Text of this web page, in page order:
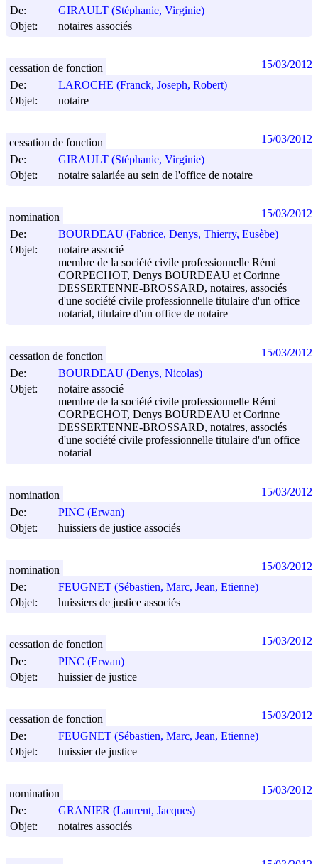
De:
GIRAULT (Stéphanie, Virginie)
Objet:
notaires associés
De:
LAROCHE (Franck, Joseph, Robert)
Objet:
notaire
cessation de fonction 15/03/2012
De:
GIRAULT (Stéphanie, Virginie)
Objet:
notaire salariée au sein de l'office de notaire
cessation de fonction 15/03/2012
De:
BOURDEAU (Fabrice, Denys, Thierry, Eusèbe)
Objet:
notaire associé
membre de la société civile professionnelle Rémi
CORPECHOT, Denys BOURDEAU et Corinne
DESSERTENNE-BROSSARD, notaires, associés
d'une société civile professionnelle titulaire d'un office
notarial, titulaire d'un office de notaire
nomination 15/03/2012
De:
BOURDEAU (Denys, Nicolas)
Objet:
notaire associé
membre de la société civile professionnelle Rémi
CORPECHOT, Denys BOURDEAU et Corinne
DESSERTENNE-BROSSARD, notaires, associés
d'une société civile professionnelle titulaire d'un office
notarial
cessation de fonction 15/03/2012
De:
PINC (Erwan)
Objet:
huissiers de justice associés
nomination 15/03/2012
De:
FEUGNET (Sébastien, Marc, Jean, Etienne)
Objet:
huissiers de justice associés
nomination 15/03/2012
De:
PINC (Erwan)
Objet:
huissier de justice
cessation de fonction 15/03/2012
De:
FEUGNET (Sébastien, Marc, Jean, Etienne)
Objet:
huissier de justice
cessation de fonction 15/03/2012
De:
GRANIER (Laurent, Jacques)
Objet:
notaires associés
nomination 15/03/2012